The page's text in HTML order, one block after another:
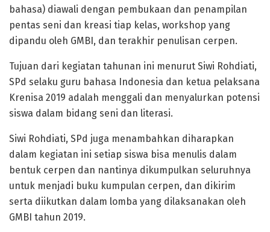
bahasa) diawali dengan pembukaan dan penampilan
pentas seni dan kreasi tiap kelas, workshop yang
dipandu oleh GMBI, dan terakhir penulisan cerpen.
Tujuan dari kegiatan tahunan ini menurut Siwi Rohdiati,
SPd selaku guru bahasa Indonesia dan ketua pelaksana
Krenisa 2019 adalah menggali dan menyalurkan potensi
siswa dalam bidang seni dan literasi.
Siwi Rohdiati, SPd juga menambahkan diharapkan
dalam kegiatan ini setiap siswa bisa menulis dalam
bentuk cerpen dan nantinya dikumpulkan seluruhnya
untuk menjadi buku kumpulan cerpen, dan dikirim
serta diikutkan dalam lomba yang dilaksanakan oleh
GMBI tahun 2019.